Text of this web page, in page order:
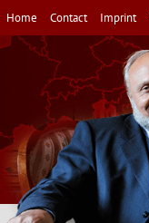
Skip
to
main
Home Contact Imprint